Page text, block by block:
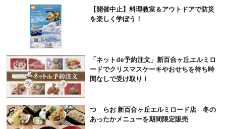
【開催中止】料理教室＆アウトドアで防災
を楽しく学ぼう！
「ネットde予約注文」新百合ヶ丘エルミロ
ードでクリスマスケーキやおせちを待ち時
間なしで受け取り！
つゞらお 新百合ヶ丘エルミロード店 冬の
あったかメニューを期間限定販売